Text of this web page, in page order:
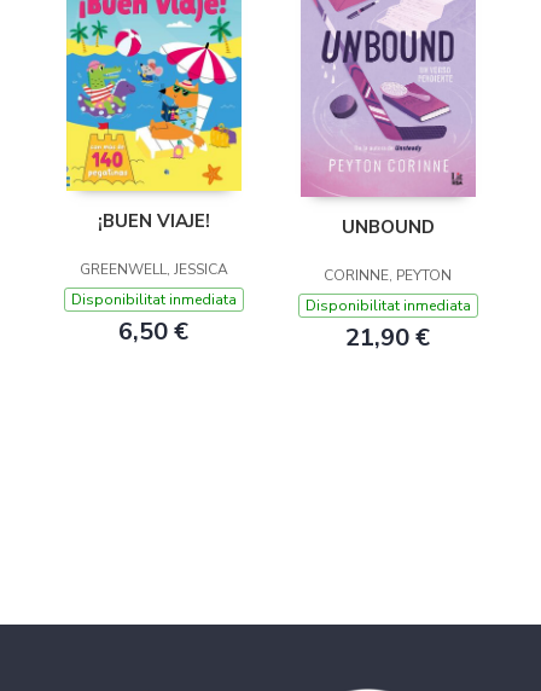
¡BUEN VIAJE!
GREENWELL, JESSICA
Disponibilitat inmediata
6,50 €
UNBOUND
CORINNE, PEYTON
Disponibilitat inmediata
21,90 €